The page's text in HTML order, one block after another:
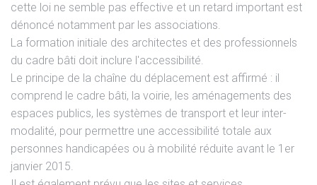
cette loi ne semble pas effective et un retard important est
dénoncé notamment par les associations.
La formation initiale des architectes et des professionnels
du cadre bâti doit inclure l'accessibilité.
Le principe de la chaîne du déplacement est affirmé : il
comprend le cadre bâti, la voirie, les aménagements des
espaces publics, les systèmes de transport et leur inter-
modalité, pour permettre une accessibilité totale aux
personnes handicapées ou à mobilité réduite avant le 1er
janvier 2015.